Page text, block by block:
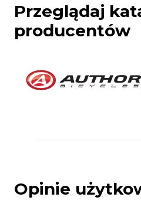
Przeglądaj
producentów
Opinie